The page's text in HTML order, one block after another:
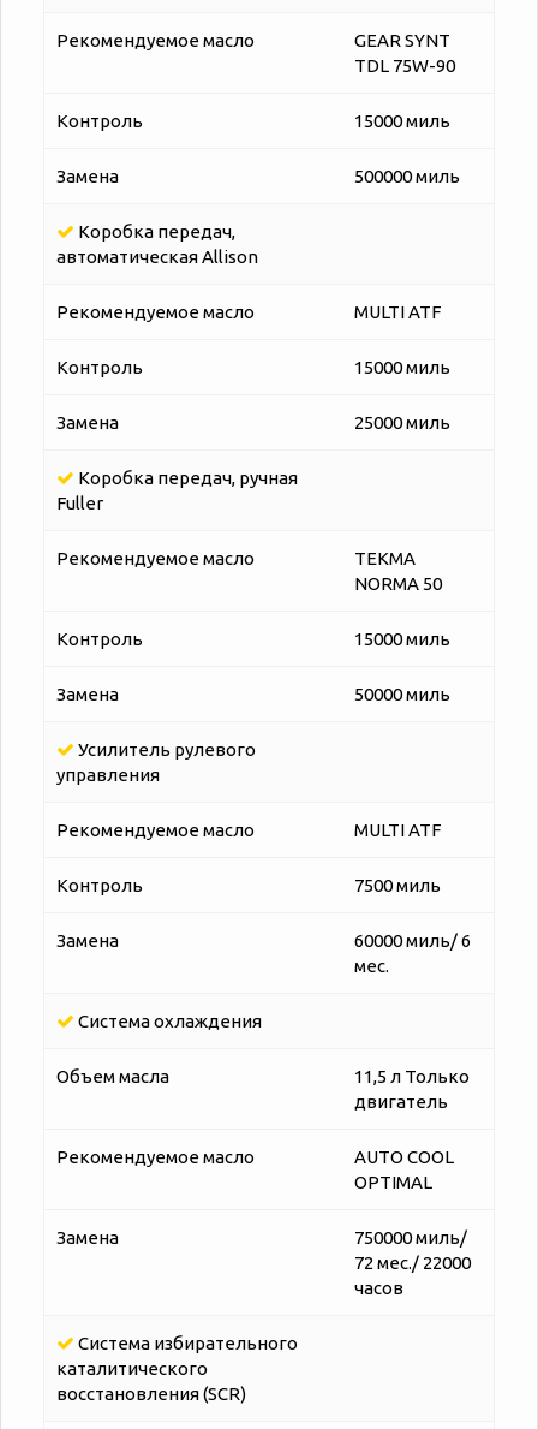
Рекомендуемое масло
GEAR SYNT
TDL 75W-90
Контроль 15000 миль
Замена 500000 миль
Коробка передач,
автоматическая Allison
Рекомендуемое масло MULTI ATF
Контроль 15000 миль
Замена 25000 миль
Коробка передач, ручная
Fuller
Рекомендуемое масло
TEKMA
NORMA 50
Контроль 15000 миль
Замена 50000 миль
Усилитель рулевого
управления
Рекомендуемое масло MULTI ATF
Контроль 7500 миль
Замена
60000 миль/ 6
мес.
Система охлаждения
Объем масла
11,5 л Только
двигатель
Рекомендуемое масло
AUTO COOL
OPTIMAL
Замена
750000 миль/
72 мес./ 22000
часов
Система избирательного
каталитического
восстановления (SCR)